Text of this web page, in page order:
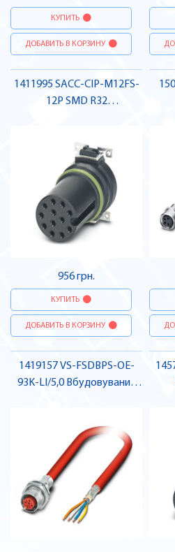
КУПИТЬ
ДОБАВИТЬ В КОРЗИНУ
1411995 SACC-CIP-M12FS-
12P SMD R32
956 грн.
КУПИТЬ
ДОБАВИТЬ В КОРЗИНУ
1419157 VS-FSDBPS-OE-
93K-LI/5,0 Вбудовуваний
Pheonix Contact